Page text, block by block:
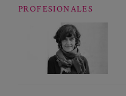
PROFESIONALES